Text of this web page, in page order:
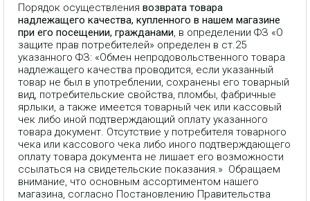
Порядок осуществления возврата товара
надлежащего качества, купленного в нашем магазине
при его посещении, гражданами , в определении ФЗ «О
защите прав потребителей» определен в ст.25
указанного ФЗ: «Обмен непродовольственного товара
надлежащего качества проводится, если указанный
товар не был в употреблении, сохранены его товарный
вид, потребительские свойства, пломбы, фабричные
ярлыки, а также имеется товарный чек или кассовый
чек либо иной подтверждающий оплату указанного
товара документ. Отсутствие у потребителя товарного
чека или кассового чека либо иного подтверждающего
оплату товара документа не лишает его возможности
ссылаться на свидетельские показания.» Обращаем
внимание, что основным ассортиментом нашего
магазина, согласно Постановлению Правительства